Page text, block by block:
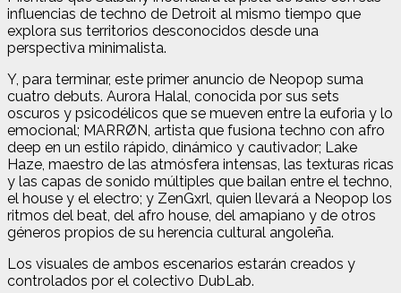
influencias de techno de Detroit al mismo tiempo que
explora sus territorios desconocidos desde una
perspectiva minimalista.
Y, para terminar, este primer anuncio de Neopop suma
cuatro debuts. Aurora Halal, conocida por sus sets
oscuros y psicodélicos que se mueven entre la euforia y lo
emocional; MARRØN, artista que fusiona techno con afro
deep en un estilo rápido, dinámico y cautivador; Lake
Haze, maestro de las atmósfera intensas, las texturas ricas
y las capas de sonido múltiples que bailan entre el techno,
el house y el electro; y ZenGxrl, quien llevará a Neopop los
ritmos del beat, del afro house, del amapiano y de otros
géneros propios de su herencia cultural angoleña.
Los visuales de ambos escenarios estarán creados y
controlados por el colectivo DubLab.